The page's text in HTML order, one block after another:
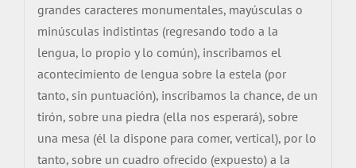
grandes caracteres monumentales, mayúsculas o
minúsculas indistintas (regresando todo a la
lengua, lo propio y lo común), inscribamos el
acontecimiento de lengua sobre la estela (por
tanto, sin puntuación), inscribamos la chance, de un
tirón, sobre una piedra (ella nos esperará), sobre
una mesa (él la dispone para comer, vertical), por lo
tanto, sobre un cuadro ofrecido (expuesto) a la